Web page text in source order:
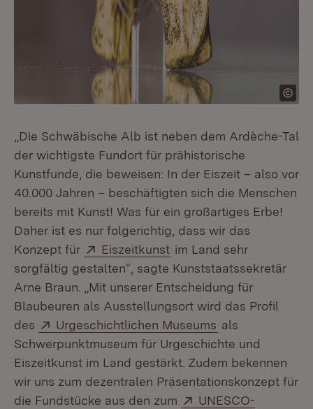
„Die Schwäbische Alb ist neben dem Ardèche-Tal
der wichtigste Fundort für prähistorische
Kunstfunde, die beweisen: In der Eiszeit – also vor
40.000 Jahren – beschäftigten sich die Menschen
bereits mit Kunst! Was für ein großartiges Erbe!
Daher ist es nur folgerichtig, dass wir das
Konzept für
Extern:
Eiszeitkunst (Öffnet in neuem
im Land sehr
sorgfältig gestalten“, sagte Kunststaatssekretär
Arne Braun. „Mit unserer Entscheidung für
Blaubeuren als Ausstellungsort wird das Profil
des
Extern:
Urgeschichtlichen Museums (Öffnet in
als
Schwerpunktmuseum für Urgeschichte und
Eiszeitkunst im Land gestärkt. Zudem bekennen
wir uns zum dezentralen Präsentationskonzept für
die Fundstücke aus den zum
Extern:
UNESCO-